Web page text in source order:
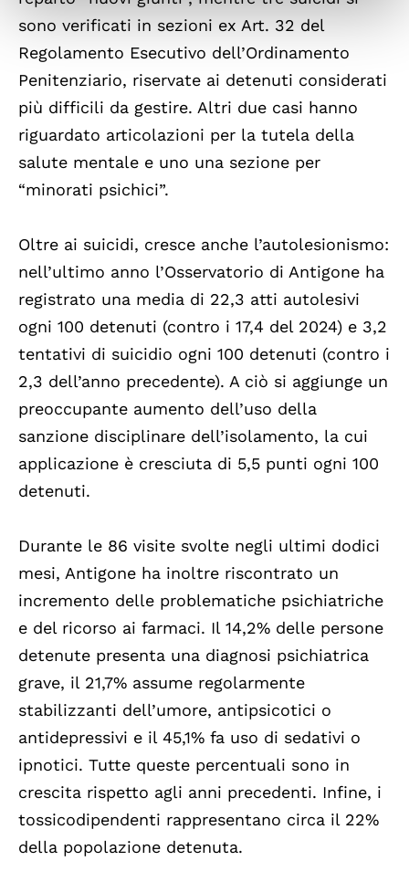
sono verificati in sezioni ex Art. 32 del
Regolamento Esecutivo dell’Ordinamento
Penitenziario, riservate ai detenuti considerati
più difficili da gestire. Altri due casi hanno
riguardato articolazioni per la tutela della
salute mentale e uno una sezione per
“minorati psichici”.
Oltre ai suicidi, cresce anche l’autolesionismo:
nell’ultimo anno l’Osservatorio di Antigone ha
registrato una media di 22,3 atti autolesivi
ogni 100 detenuti (contro i 17,4 del 2024) e 3,2
tentativi di suicidio ogni 100 detenuti (contro i
2,3 dell’anno precedente). A ciò si aggiunge un
preoccupante aumento dell’uso della
sanzione disciplinare dell’isolamento, la cui
applicazione è cresciuta di 5,5 punti ogni 100
detenuti.
Durante le 86 visite svolte negli ultimi dodici
mesi, Antigone ha inoltre riscontrato un
incremento delle problematiche psichiatriche
e del ricorso ai farmaci. Il 14,2% delle persone
detenute presenta una diagnosi psichiatrica
grave, il 21,7% assume regolarmente
stabilizzanti dell’umore, antipsicotici o
antidepressivi e il 45,1% fa uso di sedativi o
ipnotici. Tutte queste percentuali sono in
crescita rispetto agli anni precedenti. Infine, i
tossicodipendenti rappresentano circa il 22%
della popolazione detenuta.